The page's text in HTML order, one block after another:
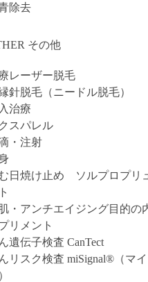
除去
その他
レーザー脱毛
針脱毛（ニードル脱毛）
治療
スパレル
・注射
日焼け止め ソルプロプリ
・アンチエイジング目的の
リメント
遺伝子検査 CanTect
リスク検査 miSignal®（マ